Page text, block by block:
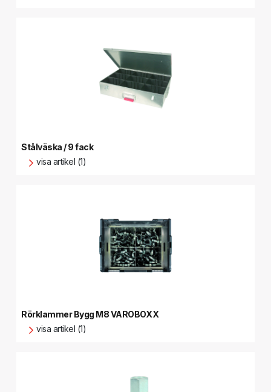
Stålväska / 9 fack
visa artikel (1)
Rörklammer Bygg M8 VAROBOXX
visa artikel (1)